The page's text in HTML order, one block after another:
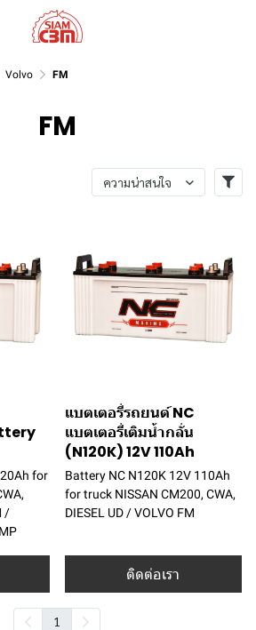
Volvo FM
FM
ความน่าสนใจ
for
/
แบตเตอรี่รถยนต์ NC
แบตเตอรี่เติมน้ำกลั่น
(N120K) 12V 110Ah
Battery NC N120K 12V 110Ah
for truck NISSAN CM200, CWA,
DIESEL UD / VOLVO FM
ติดต่อเรา
1